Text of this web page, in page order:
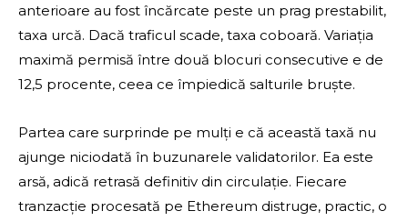
anterioare au fost încărcate peste un prag prestabilit,
taxa urcă. Dacă traficul scade, taxa coboară. Variația
maximă permisă între două blocuri consecutive e de
12,5 procente, ceea ce împiedică salturile bruște.
Partea care surprinde pe mulți e că această taxă nu
ajunge niciodată în buzunarele validatorilor. Ea este
arsă, adică retrasă definitiv din circulație. Fiecare
tranzacție procesată pe Ethereum distruge, practic, o